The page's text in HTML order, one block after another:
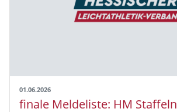
01.06.2026
finale Meldeliste: HM Staffeln